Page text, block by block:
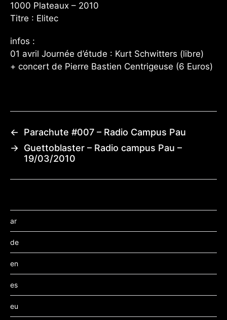
1000 Plateaux – 2010
Titre : Elitec
infos :
01 avril Journée d’étude : Kurt Schwitters (libre)
+ concert de Pierre Bastien Centrigeuse (6 Euros)
←
Parachute #007 – Radio Campus Pau
→ Guettoblaster – Radio campus Pau –
19/03/2010
ar
de
en
es
eu